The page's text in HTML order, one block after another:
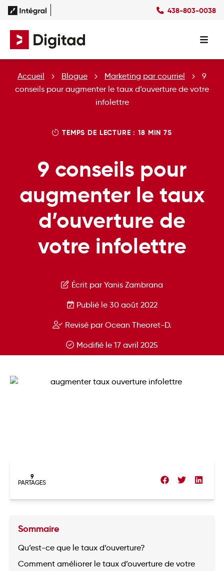
438-803-0038
SEM
Social Ads
Forfaits SEM
Forfaits Display
Forfaits Social Ads
SuccèsCultureRessourcesEN
Accueil Blogue Marketing par courriel
9
conseils pour augmenter le taux d’ouverture de votre
infolettre
TEMPS DE LECTURE : 18 MIN 7S
9 conseils pour
augmenter le taux
d’ouverture de
votre infolettre
Écrit par Yanis Zambrana
Publié le 30 août 2022
Revisé par Ocean Theoret-D.
Modifié le 17 avril 2025
9
PARTAGES
Sommaire
Qu’est-ce que le taux d’ouverture?
Comment améliorer le taux d’ouverture de votre